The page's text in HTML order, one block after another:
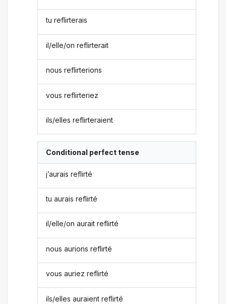
tu reflirterais
il/elle/on reflirterait
nous reflirterions
vous reflirteriez
ils/elles reflirteraient
Conditional perfect tense
j’aurais reflirté
tu aurais reflirté
il/elle/on aurait reflirté
nous aurions reflirté
vous auriez reflirté
ils/elles auraient reflirté